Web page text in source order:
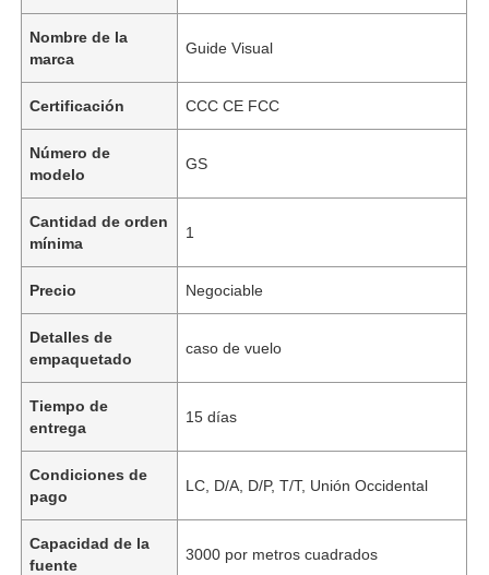
Nombre de la
marca
Guide Visual
Certificación CCC CE FCC
Número de
modelo
GS
Cantidad de orden
mínima
1
Precio Negociable
Detalles de
empaquetado
caso de vuelo
Tiempo de
entrega
15 días
Condiciones de
pago
LC, D/A, D/P, T/T, Unión Occidental
Capacidad de la
fuente
3000 por metros cuadrados